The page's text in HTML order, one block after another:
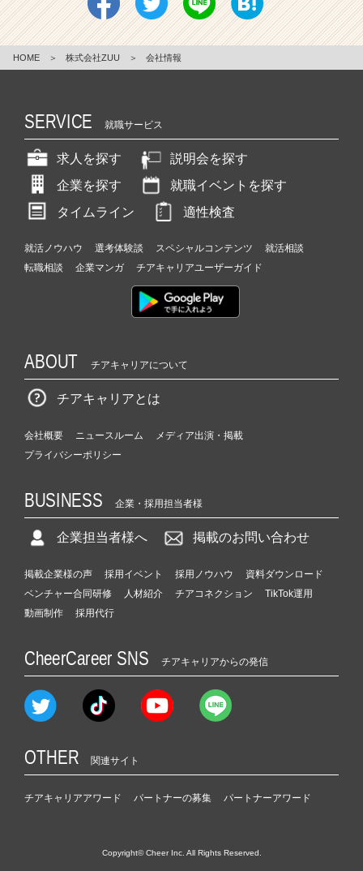
HOME ＞ 株式会社ZUU ＞ 会社情報
SERVICE 就職サービス
求人を探す
説明会を探す
企業を探す
就職イベントを探す
タイムライン
適性検査
就活ノウハウ 選考体験談 スペシャルコンテンツ
就活相談
転職相談
企業マンガ チアキャリアユーザーガイド
ABOUT チアキャリアについて
チアキャリアとは
会社概要 ニュースルーム
メディア出演・掲載
プライバシーポリシー
BUSINESS 企業・採用担当者様
企業担当者様へ 掲載のお問い合わせ
掲載企業様の声 採用イベント 採用ノウハウ
資料ダウンロード
ベンチャー合同研修
人材紹介 チアコネクション
TikTok運用
動画制作
採用代行
CheerCareer SNS チアキャリアからの発信
OTHER 関連サイト
チアキャリアアワード パートナーの募集 パートナーアワード
Copyright© Cheer Inc. All Rights Reserved.